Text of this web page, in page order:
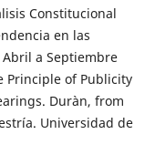
Constitucional
en las
a Septiembre
Principle of Publicity
Duràn, from
Universidad de